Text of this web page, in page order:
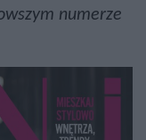
numerze